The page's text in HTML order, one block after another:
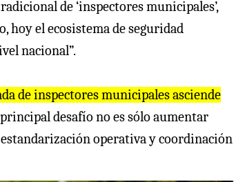
de ‘inspectores municipales’,
hoy el ecosistema de seguridad
nacional”.
de inspectores municipales asciende
desafío no es sólo aumentar
operativa y coordinación